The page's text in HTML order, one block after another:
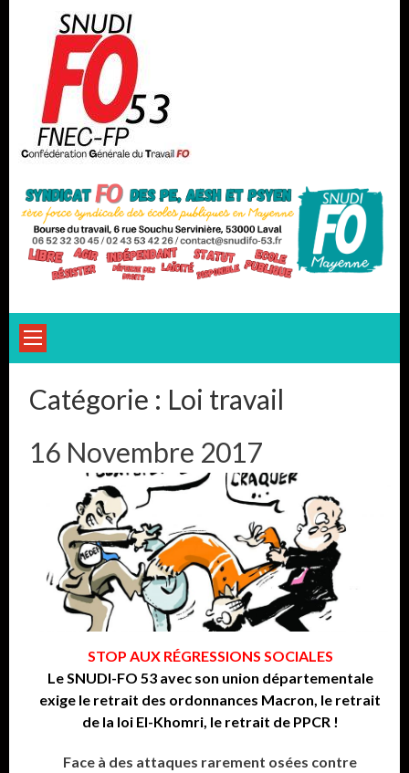
content
Catégorie : Loi travail
16 Novembre 2017
STOP AUX RÉGRESSIONS SOCIALES
Le SNUDI-FO 53 avec son union départementale
exige le retrait des ordonnances Macron, le retrait
de la loi El-Khomri, le retrait de PPCR !
Face à des attaques rarement osées contre